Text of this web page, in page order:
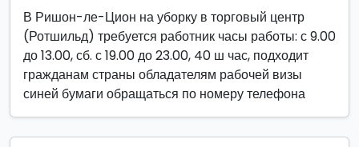
В Ришон-ле-Цион на уборку в торговый центр
(Ротшильд) требуется работник часы работы: с 9.00
до 13.00, сб. с 19.00 до 23.00, 40 ш час, подходит
гражданам страны обладателям рабочей визы
синей бумаги обращаться по номеру телефона